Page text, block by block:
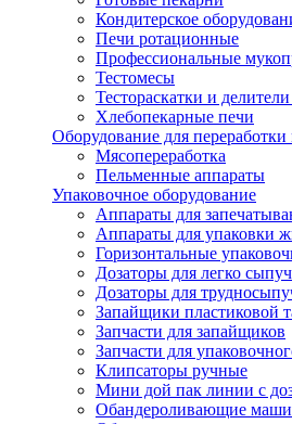
Кондитерское
Печи ротационные
Профессиональные
Тестомесы
Тестораскатки и делители
Хлебопекарные печи
Оборудование для переработки
Мясопереработка
Пельменные аппараты
Упаковочное оборудование
Аппараты для
Аппараты для упаковки
Горизонтальные
Дозаторы для легко
Дозаторы для
Запайщики пластиковой
Запчасти для запайщиков
Запчасти для
Клипсаторы ручные
Мини дой пак линии с
Обандероливающие